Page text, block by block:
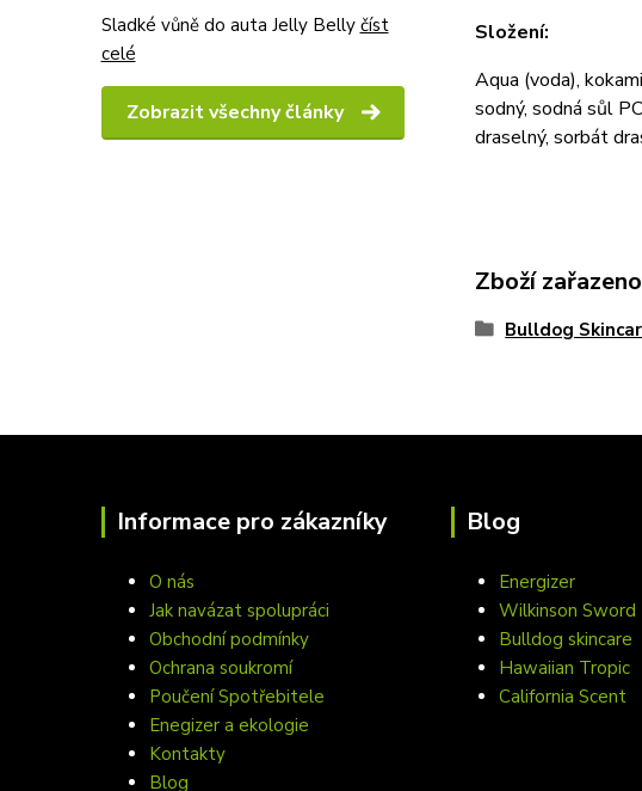
Sladké vůně do auta Jelly Belly číst
celé
Zobrazit všechny články
Složení:
Aqua (voda),
sodný, sodná sůl
draselný, sorbát
Zboží
Bulldog
Informace pro zákazníky
O nás
Jak navázat spolupráci
Obchodní podmínky
Ochrana soukromí
Poučení Spotřebitele
Enegizer a ekologie
Kontakty
Blog
Blog
Energizer
Wilkinson Sword
Bulldog skincare
Hawaiian Tropic
California Scent